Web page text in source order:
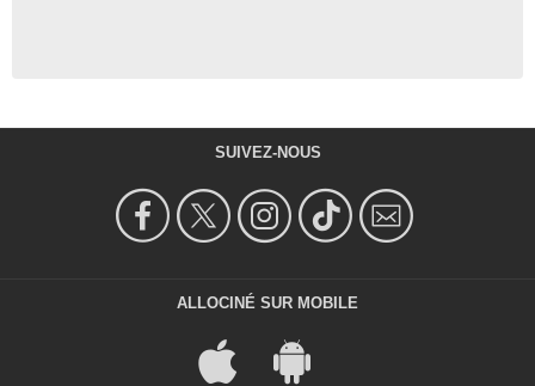
SUIVEZ-NOUS
ALLOCINÉ SUR MOBILE